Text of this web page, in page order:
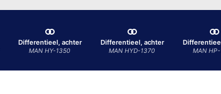
Differentieel, achter
MAN HY-1350
Differentieel, achter
MAN HYD-1370 MAN